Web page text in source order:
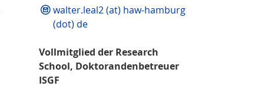
walter.leal2 (at) haw-hamburg
(dot) de
Vollmitglied der Research
School, Doktorandenbetreuer
ISGF